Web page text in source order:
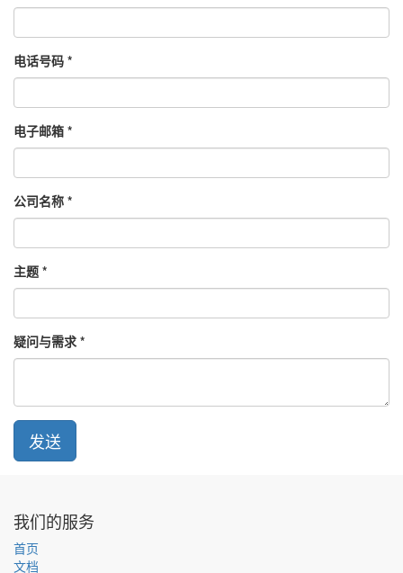
电话号码
电子邮箱
公司名称
主题
疑问与需求
发送
我们的服务
首页
文档